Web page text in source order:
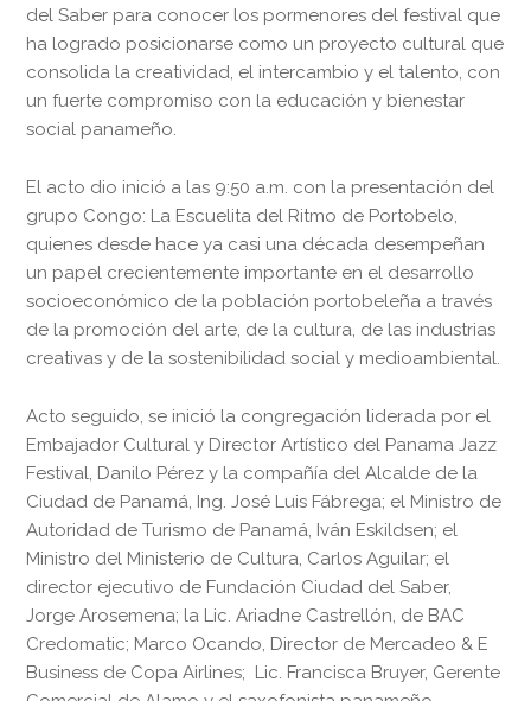
del Saber para conocer los pormenores del festival que
ha logrado posicionarse como un proyecto cultural que
consolida la creatividad, el intercambio y el talento, con
un fuerte compromiso con la educación y bienestar
social panameño.
El acto dio inició a las 9:50 a.m. con la presentación del
grupo Congo: La Escuelita del Ritmo de Portobelo,
quienes desde hace ya casi una década desempeñan
un papel crecientemente importante en el desarrollo
socioeconómico de la población portobeleña a través
de la promoción del arte, de la cultura, de las industrias
creativas y de la sostenibilidad social y medioambiental.
Acto seguido, se inició la congregación liderada por el
Embajador Cultural y Director Artístico del Panama Jazz
Festival, Danilo Pérez y la compañía del Alcalde de la
Ciudad de Panamá, Ing. José Luis Fábrega; el Ministro de
Autoridad de Turismo de Panamá, Iván Eskildsen; el
Ministro del Ministerio de Cultura, Carlos Aguilar; el
director ejecutivo de Fundación Ciudad del Saber,
Jorge Arosemena; la Lic. Ariadne Castrellón, de BAC
Credomatic; Marco Ocando, Director de Mercadeo & E
Business de Copa Airlines; Lic. Francisca Bruyer, Gerente